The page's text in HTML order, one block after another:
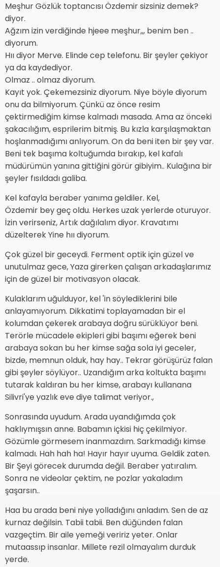
Meşhur Gözlük toptancısı Özdemir sizsiniz demek?
diyor.
Ağzım izin verdiğinde hjeee meşhur,,, benim ben ..
diyorum.
Hıı diyor Merve. Elinde cep telefonu. Bir şeyler çekiyor
ya da kaydediyor.
Olmaz .. olmaz diyorum.
Kayıt yok. Çekemezsiniz diyorum. Niye böyle diyorum
onu da bilmiyorum. Çünkü az önce resim
çektirmediğim kimse kalmadı masada. Ama az önceki
şakacılığım, esprilerim bitmiş. Bu kızla karşılaşmaktan
hoşlanmadığımı anlıyorum. On da beni iten bir şey var.
Beni tek başıma koltuğumda bırakıp, kel kafalı
müdürümün yanına gittiğini görür gibiyim.. Kulağına bir
şeyler fısıldadı galiba.
Kel kafayla beraber yanıma geldiler. Kel,
Özdemir bey geç oldu. Herkes uzak yerlerde oturuyor.
İzin verirseniz, Artık dağılalım diyor. Kravatımı
düzelterek Yine hıı diyorum.
Çok güzel bir geceydi. Ferment optik için güzel ve
unutulmaz gece, Yaza girerken çalışan arkadaşlarımız
için de güzel bir motivasyon olacak.
Kulaklarım uğulduyor, kel 'in söylediklerini bile
anlayamıyorum. Dikkatimi toplayamadan bir el
kolumdan çekerek arabaya doğru sürüklüyor beni.
Terörle mücadele ekipleri gibi başımı eğerek beni
arabaya sokan bu her kimse sağa sola iyi geceler,
bizde, memnun olduk, hay hay.. Tekrar görüşürüz falan
gibi şeyler söylüyor.. Uzandığım arka koltukta başımı
tutarak kaldıran bu her kimse, arabayı kullanana
Silivri'ye yazlık eve diye talimat veriyor.,
Sonrasında uyudum. Arada uyandığımda çok
haklıymışsın anne. Babamın içkisi hiç çekilmiyor.
Gözümle görmesem inanmazdım. Sarkmadığı kimse
kalmadı. Hah hah ha! Hayır hayır uyuma. Geldik zaten.
Bir Şeyi görecek durumda değil. Beraber yatıralım.
Sonra ne videolar çektim, ne pozlar yakaladım
şaşarsın..
Haa bu arada beni niye yolladığını anladım. Sen de az
kurnaz değilsin. Tabii tabii. Ben düğünden falan
vazgeçtim. Bir aile yemeği veririz yeter. Onlar
mutaassıp insanlar. Millete rezil olmayalım durduk
yerde.